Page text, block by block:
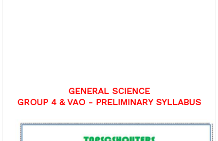
GENERAL SCIENCE
GROUP 4 & VAO - PRELIMINARY SYLLABUS